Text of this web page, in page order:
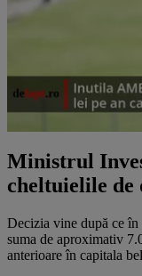
Ministrul
cheltuielile de
Decizia vine după ce
suma de aproximativ
anterioare în capitala